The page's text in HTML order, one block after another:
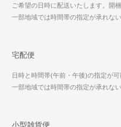
ご希望の日時に配送いたします。開
一部地域では時間帯の指定が承れな
宅配便
日時と時間帯(午前・午後)の指定が可
一部地域では時間帯の指定が承れな
小型雑貨便